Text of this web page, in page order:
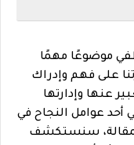
موضوعًا مهمًا
على فهم وإدراك
عنها وإدارتها
أحد عوامل النجاح في
سنستكشف